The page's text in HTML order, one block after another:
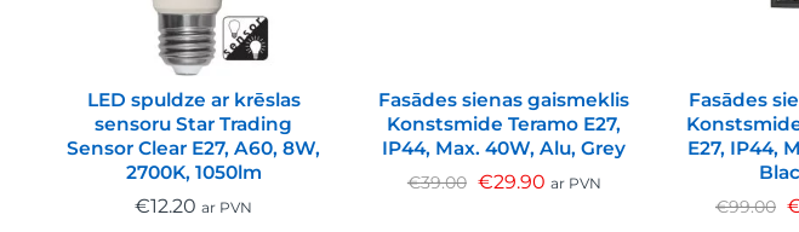
LED spuldze ar krēslas
sensoru Star Trading
Sensor Clear E27, A60, 8W,
2700K, 1050lm
€12.20 ar PVN
Fasādes sienas gaismeklis
Konstsmide Teramo E27,
IP44, Max. 40W, Alu, Grey
€39.00 €29.90 ar PVN
Fasādes
E27, IP44,
€99.00